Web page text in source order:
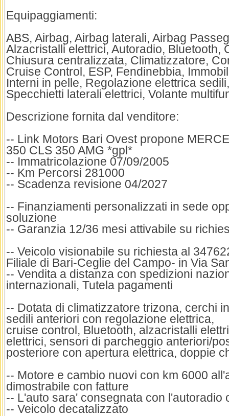
Equipaggiamenti:
ABS, Airbag, Airbag laterali, Airbag
Alzacristalli elettrici, Autoradio, Bluetooth,
Chiusura centralizzata, Climatizzatore,
Cruise Control, ESP, Fendinebbia,
Interni in pelle, Regolazione elettrica
Specchietti laterali elettrici, Volante
Descrizione fornita dal venditore:
-- Link Motors Bari Ovest propone
350 CLS 350 AMG *gpl*
-- Immatricolazione 07/09/2005
-- Km Percorsi 281000
-- Scadenza revisione 04/2027
-- Finanziamenti personalizzati in sede
soluzione
-- Garanzia 12/36 mesi attivabile su
-- Veicolo visionabile su richiesta al
Filiale di Bari-Ceglie del Campo- in Via
-- Vendita a distanza con spedizioni
internazionali, Tutela pagamenti
-- Dotata di climatizzatore trizona, cerchi
sedili anteriori con regolazione elettrica,
cruise control, Bluetooth, alzacristalli
elettrici, sensori di parcheggio anteriori/
posteriore con apertura elettrica, doppie
-- Motore e cambio nuovi con km 6000
dimostrabile con fatture
-- L'auto sara' consegnata con l'autoradio
-- Veicolo decatalizzato